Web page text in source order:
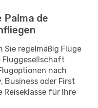
Palma de
Sie regelmäßig Flüge
Fluggesellschaft
nach
Business oder First
Reiseklasse für Ihre